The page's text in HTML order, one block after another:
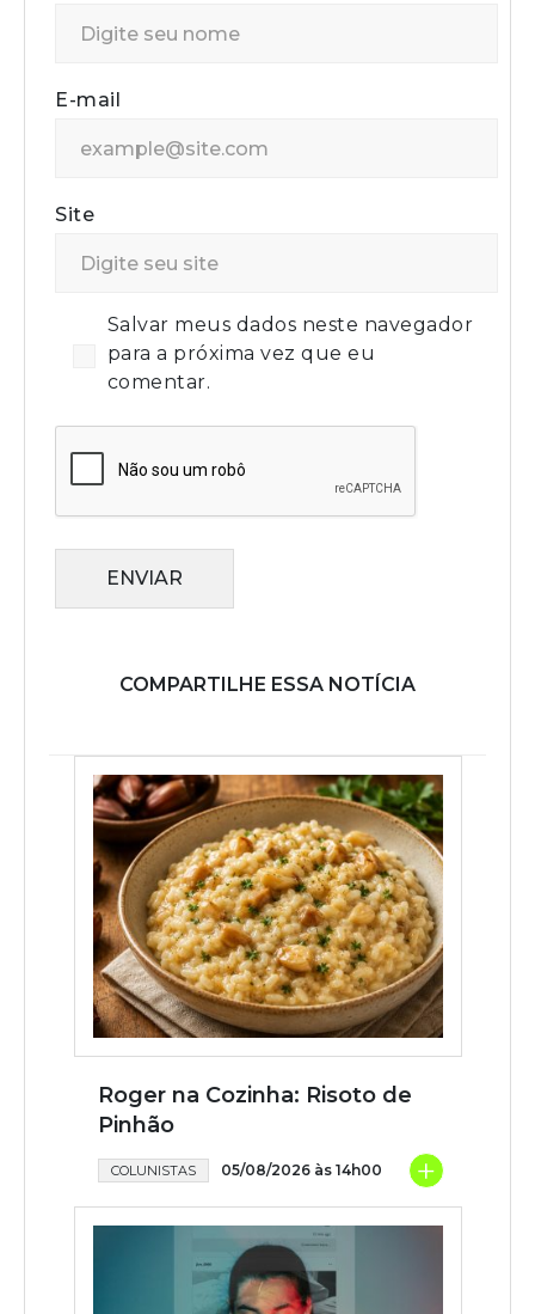
E-mail
Site
Salvar meus dados neste navegador
para a próxima vez que eu
comentar.
ENVIAR
COMPARTILHE ESSA NOTÍCIA
Roger na Cozinha: Risoto de
Pinhão
COLUNISTAS 05/08/2026 às 14h00 +